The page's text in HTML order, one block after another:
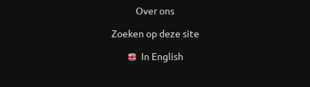
Over ons
Zoeken op deze site
In English